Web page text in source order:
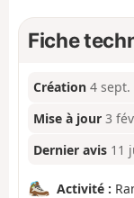
Fiche
Création 4 sept.
Mise à jour 3
Dernier avis 11
Activité :